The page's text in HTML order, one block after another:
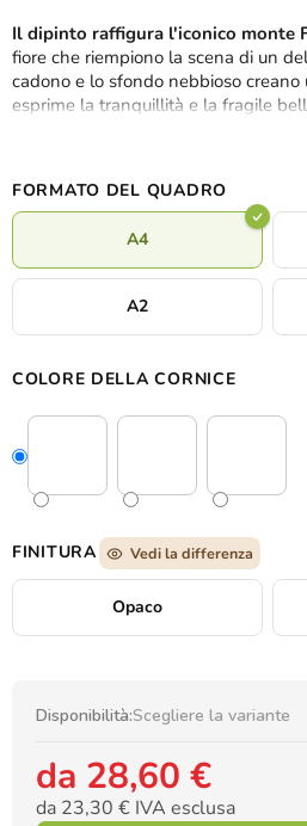
Il dipinto raffigura l'iconico monte
fiore che riempiono la scena di un
cadono e lo sfondo nebbioso
esprime la tranquillità e la fragile
FORMATO DEL QUADRO
A4
A2
COLORE DELLA CORNICE
FINITURA Vedi la differenza
Opaco
Disponibilità:Scegliere la variante
da 28,60 €
da 23,30 € IVA esclusa